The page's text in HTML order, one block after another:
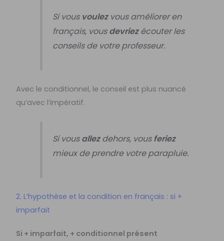
Si vous voulezvous améliorer en
français, vousdevriezécouter les
conseils de votre professeur.
Avec le conditionnel, le conseil est plus nuancé
qu’avec l’impératif.
Si vousallezdehors, vousferiez
mieux de prendre votre parapluie.
2. L’hypothèse et la condition en français : si +
imparfait
Si + imparfait, + conditionnel présent